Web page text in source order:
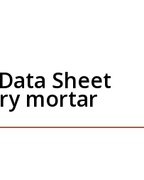
Sheet
mortar